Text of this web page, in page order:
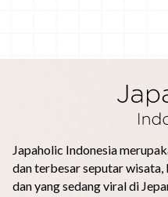
Japaholic Indonesia
dan terbesar seputar wisata,
dan yang sedang viral di